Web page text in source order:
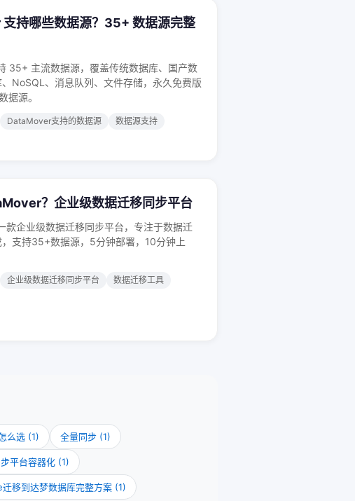
持哪些数据源？35+ 数据源完整
35+ 主流数据源，覆盖传统数据库、国产数
NoSQL、消息队列、文件存储，永久免费版
据源。
DataMover支持的数据源
数据源支持
？企业级数据迁移同步平台
款企业级数据迁移同步平台，专注于数据迁
支持35+数据源，5分钟部署，10分钟上
企业级数据迁移同步平台
数据迁移工具
么选 (1) 全量同步 (1)
平台容器化 (1)
移到达梦数据库完整方案 (1)